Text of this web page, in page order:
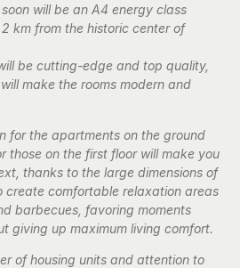
will be an A4 energy class
km from the historic center of
be cutting-edge and top quality,
make the rooms modern and
for the apartments on the ground
those on the first floor will make you
thanks to the large dimensions of
create comfortable relaxation areas
barbecues, favoring moments
giving up maximum living comfort.
of housing units and attention to